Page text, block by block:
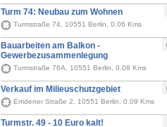
Turm 74: Neubau zum Wohnen
Turmstraße 74, 10551 Berlin, 0.06 Kms
Bauarbeiten am Balkon -
Gewerbezusammenlegung
Turmstraße 76A, 10551 Berlin, 0.08 Kms
Verkauf im Milieuschutzgebiet
Emdener Straße 2, 10551 Berlin, 0.09 Kms
Turmstr. 49 - 10 Euro kalt!